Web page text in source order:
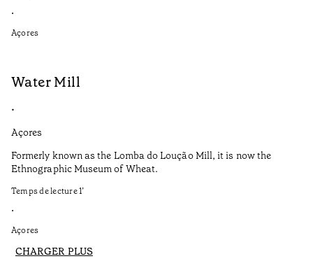
•
Açores
Water Mill
•
Açores
Formerly known as the Lomba do Loução Mill, it is now the
Ethnographic Museum of Wheat.
Temps de lecture1’
•
Açores
CHARGER PLUS